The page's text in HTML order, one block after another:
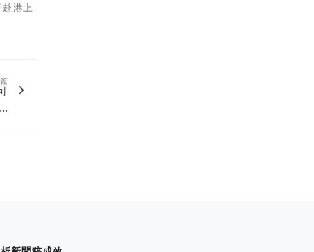
港上